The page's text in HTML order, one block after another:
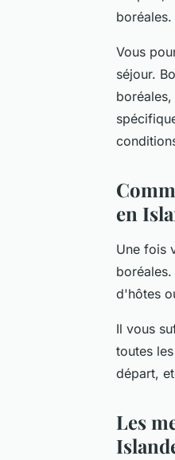
boréales.
Vous
séjour.
en
Une fois
d'hôtes
Il vous
toutes
départ,
Les